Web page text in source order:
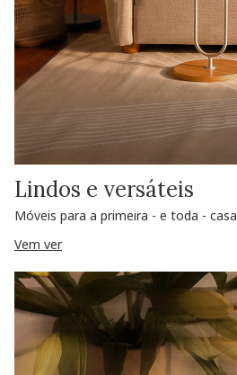
Lindos e versáteis
Móveis para a primeira - e toda - casa
Vem ver